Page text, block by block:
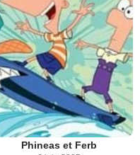
Phineas et Ferb